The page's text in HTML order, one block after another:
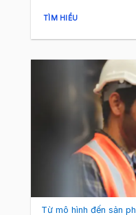
TÌM HIỂU
Từ mô hình đến sản